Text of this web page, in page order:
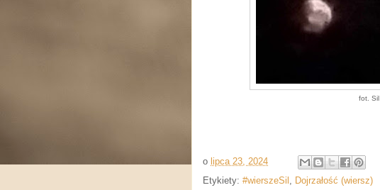
fot. Sil
o lipca 23, 2024
Etykiety: #wierszeSil Dojrzałość (wiersz)